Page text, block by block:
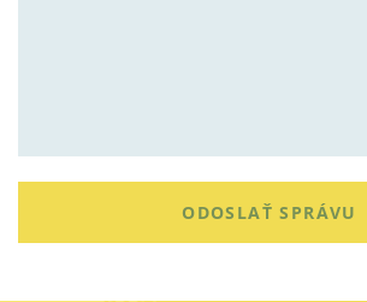
ODOSLAŤ SPRÁVU